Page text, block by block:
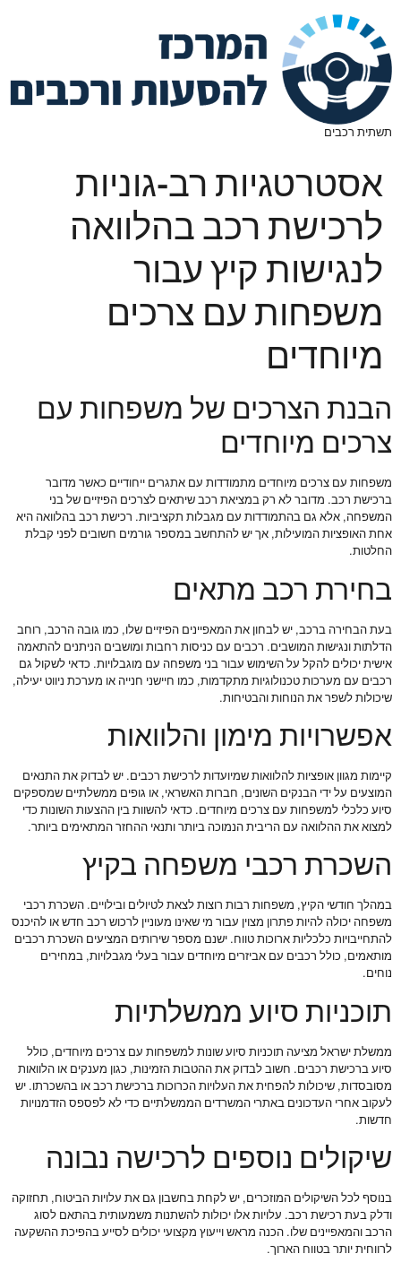
תשתית רכבים
אסטרטגיות רב-גוניות
לרכישת רכב בהלוואה
לנגישות קיץ עבור
משפחות עם צרכים
מיוחדים
הבנת הצרכים של משפחות עם
צרכים מיוחדים
משפחות עם צרכים מיוחדים מתמודדות עם אתגרים ייחודיים כאשר מדובר
ברכישת רכב. מדובר לא רק במציאת רכב שיתאים לצרכים הפיזיים של בני
המשפחה, אלא גם בהתמודדות עם מגבלות תקציביות. רכישת רכב בהלוואה היא
אחת האופציות המועילות, אך יש להתחשב במספר גורמים חשובים לפני קבלת
החלטות.
בחירת רכב מתאים
בעת הבחירה ברכב, יש לבחון את המאפיינים הפיזיים שלו, כמו גובה הרכב, רוחב
הדלתות ונגישות המושבים. רכבים עם כניסות רחבות ומושבים הניתנים להתאמה
אישית יכולים להקל על השימוש עבור בני משפחה עם מוגבלויות. כדאי לשקול גם
רכבים עם מערכות טכנולוגיות מתקדמות, כמו חיישני חנייה או מערכת ניווט יעילה,
שיכולות לשפר את הנוחות והבטיחות.
אפשרויות מימון והלוואות
קיימות מגוון אופציות להלוואות שמיועדות לרכישת רכבים. יש לבדוק את התנאים
המוצעים על ידי הבנקים השונים, חברות האשראי, או גופים ממשלתיים שמספקים
סיוע כלכלי למשפחות עם צרכים מיוחדים. כדאי להשוות בין ההצעות השונות כדי
למצוא את ההלוואה עם הריבית הנמוכה ביותר ותנאי ההחזר המתאימים ביותר.
השכרת רכבי משפחה בקיץ
במהלך חודשי הקיץ, משפחות רבות רוצות לצאת לטיולים ובילויים. השכרת רכבי
משפחה יכולה להיות פתרון מצוין עבור מי שאינו מעוניין לרכוש רכב חדש או להיכנס
להתחייבויות כלכליות ארוכות טווח. ישנם מספר שירותים המציעים השכרת רכבים
מותאמים, כולל רכבים עם אביזרים מיוחדים עבור בעלי מגבלויות, במחירים
נוחים.
תוכניות סיוע ממשלתיות
ממשלת ישראל מציעה תוכניות סיוע שונות למשפחות עם צרכים מיוחדים, כולל
סיוע ברכישת רכבים. חשוב לבדוק את ההטבות הזמינות, כגון מענקים או הלוואות
מסובסדות, שיכולות להפחית את העלויות הכרוכות ברכישת רכב או בהשכרתו. יש
לעקוב אחרי העדכונים באתרי המשרדים הממשלתיים כדי לא לפספס הזדמנויות
חדשות.
שיקולים נוספים לרכישה נבונה
בנוסף לכל השיקולים המוזכרים, יש לקחת בחשבון גם את עלויות הביטוח, תחזוקה
ודלק בעת רכישת רכב. עלויות אלו יכולות להשתנות משמעותית בהתאם לסוג
הרכב והמאפיינים שלו. הכנה מראש וייעוץ מקצועי יכולים לסייע בהפיכת ההשקעה
לרווחית יותר בטווח הארוך.